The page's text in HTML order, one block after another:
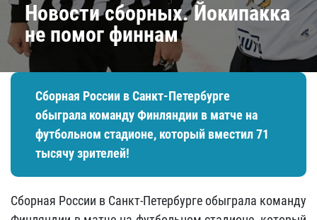
​Новости сборных. Йокипакка
не помог финнам
Сборная России в Санкт-Петербурге
обыграла команду Финляндии в матче на
футбольном стадионе, который вместил 71
тысячу зрителей!
Сборная России в Санкт-Петербурге обыграла команду